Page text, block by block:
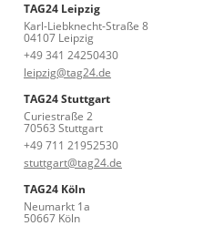
TAG24 Leipzig
Karl-Liebknecht-Straße 8
04107 Leipzig
+49 341 24250430
leipzig@tag24.de
TAG24 Stuttgart
Curiestraße 2
70563 Stuttgart
+49 711 21952530
stuttgart@tag24.de
TAG24 Köln
Neumarkt 1a
50667 Köln